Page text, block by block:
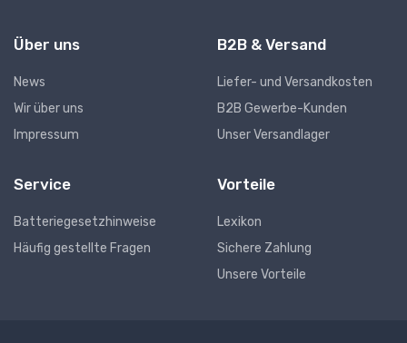
Über uns
News
Wir über uns
Impressum
B2B & Versand
Liefer- und Versandkosten
B2B Gewerbe-Kunden
Unser Versandlager
Service
Batteriegesetzhinweise
Häufig gestellte Fragen
Vorteile
Lexikon
Sichere Zahlung
Unsere Vorteile